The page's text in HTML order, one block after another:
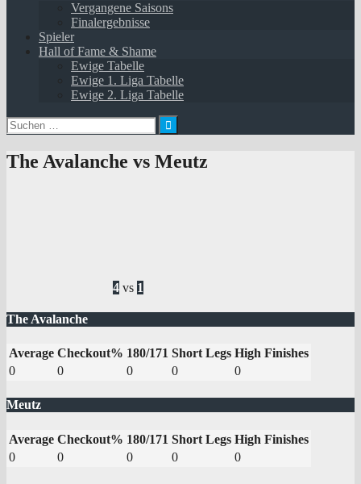
Vergangene Saisons
Finalergebnisse
Spieler
Hall of Fame & Shame
Ewige Tabelle
Ewige 1. Liga Tabelle
Ewige 2. Liga Tabelle
Suchen
nach:
The Avalanche vs Meutz
4 vs 1
The Avalanche
Average Checkout% 180/171 Short Legs High Finishes
0
0 0 0 0
Meutz
Average Checkout% 180/171 Short Legs High Finishes
0
0 0 0 0